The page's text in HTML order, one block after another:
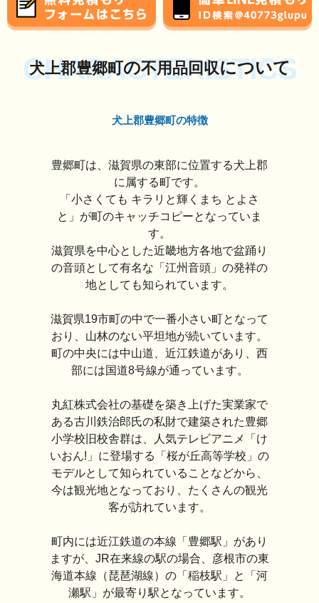
CHARACTERISTICS
犬上郡豊郷町の不用品回収について
犬上郡豊郷町の特徴
豊郷町は、滋賀県の東部に位置する犬上郡
に属する町です。
「小さくても キラリと輝くまち とよさ
と」が町のキャッチコピーとなっていま
す。
滋賀県を中心とした近畿地方各地で盆踊り
の音頭として有名な「江州音頭」の発祥の
地としても知られています。
滋賀県19市町の中で一番小さい町となって
おり、山林のない平坦地が続いています。
町の中央には中山道、近江鉄道があり、西
部には国道8号線が通っています。
丸紅株式会社の基礎を築き上げた実業家で
ある古川鉄治郎氏の私財で建築された豊郷
小学校旧校舎群は、人気テレビアニメ「け
いおん!」に登場する「桜が丘高等学校」の
モデルとして知られていることなどから、
今は観光地となっており、たくさんの観光
客が訪れています。
町内には近江鉄道の本線「豊郷駅」があり
ますが、JR在来線の駅の場合、彦根市の東
海道本線（琵琶湖線）の「稲枝駅」と「河
瀬駅」が最寄り駅となっています。